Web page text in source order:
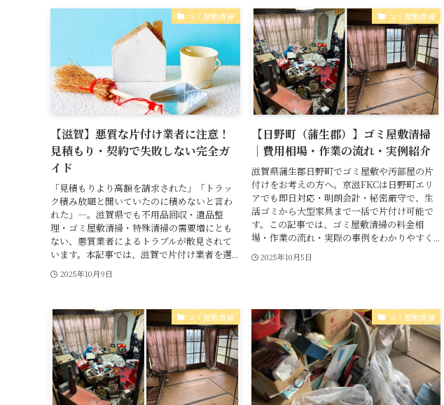
ゴミ屋敷清掃
【滋賀】悪質な片付け業者に注意！
見積もり・契約で失敗しない完全ガ
イド
「見積もりより高額を請求された」「トラッ
ク積み放題と聞いていたのに積めないと言わ
れた」―。滋賀県でも不用品回収・遺品整
理・ゴミ屋敷清掃・特殊清掃の需要増にとも
ない、悪質業者によるトラブルが散見されて
います。本記事では、滋賀で片付け業者を選...
2025年10月9日
ゴミ屋敷清掃
【日野町（蒲生郡）】ゴミ屋敷清掃
｜費用相場・作業の流れ・実例紹介
滋賀県蒲生郡日野町でゴミ屋敷や汚部屋の片
付けをお考えの方へ。京滋FKCは日野町エリ
アでも即日対応・明朗会計・秘密厳守で、生
活ゴミから大型家具まで一括で片付け可能で
す。この記事では、ゴミ屋敷清掃の料金相
場・作業の流れ・実際の事例をわかりやすく...
2025年10月5日
ゴミ屋敷清掃 ゴミ屋敷清掃